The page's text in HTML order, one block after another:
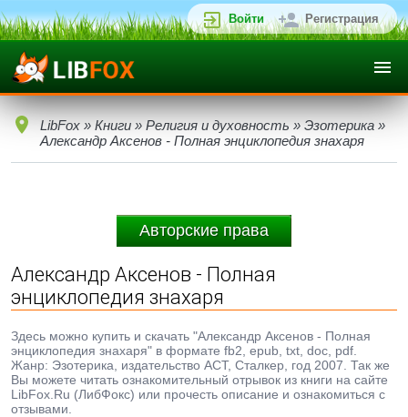
Войти Регистрация
LibFox » Книги » Религия и духовность » Эзотерика »
Александр Аксенов - Полная энциклопедия знахаря
Авторские права
Александр Аксенов - Полная
энциклопедия знахаря
Здесь можно купить и скачать "Александр Аксенов - Полная
энциклопедия знахаря" в формате fb2, epub, txt, doc, pdf.
Жанр: Эзотерика, издательство АСТ, Сталкер, год 2007. Так же
Вы можете читать ознакомительный отрывок из книги на сайте
LibFox.Ru (ЛибФокс) или прочесть описание и ознакомиться с
отзывами.